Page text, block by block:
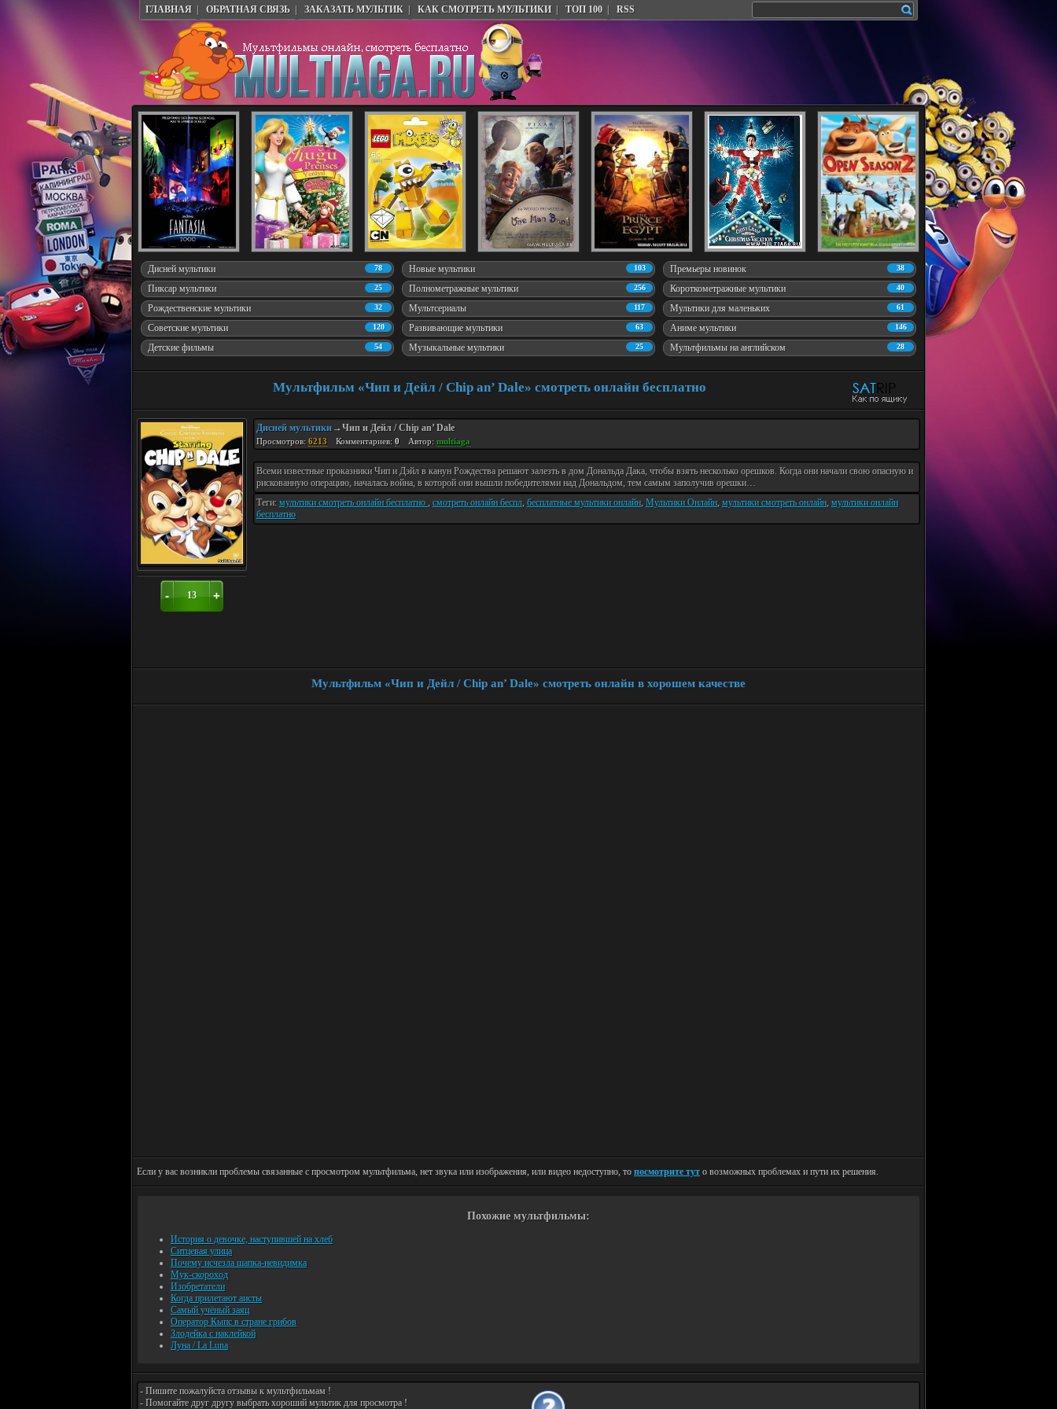
ГЛАВНАЯ ОБРАТНАЯ СВЯЗЬ ЗАКАЗАТЬ МУЛЬТИК КАК СМОТРЕТЬ МУЛЬТИКИ ТОП 100 RSS
78
Дисней мультики 103
Новые мультики 38
Премьеры новинок
25
Пиксар мультики 256
Полнометражные мультики 40
Короткометражные мультики
32
Рождественские мультики 117
Мультсериалы 61
Мультики для маленьких
120
Советские мультики 63
Развивающие мультики 146
Аниме мультики
54
Детские фильмы 25
Музыкальные мультики 28
Мультфильмы на английском
Мультфильм «Чип и Дейл / Chip an’ Dale» смотреть онлайн бесплатно
- 13 +
Дисней мультики → Чип и Дейл / Chip an’ Dale
Просмотров: 6213 Комментариев: 0 Автор: multiaga
Всеми известные проказники Чип и Дэйл в канун Рождества решают залезть в дом Дональда Дака, чтобы взять несколько орешков. Когда они начали свою опасную и
рискованную операцию, началась война, в которой они вышли победителями над Дональдом, тем самым заполучив орешки…
Теги: мультики смотреть онлайн бесплатно , смотреть онлайн беспл, бесплатные мультики онлайн, Мультики Онлайн, мультики смотреть онлайн, мультики онлайн
бесплатно
Мультфильм «Чип и Дейл / Chip an’ Dale» смотреть онлайн в хорошем качестве
Если у вас возникли проблемы связанные с просмотром мультфильма, нет звука или изображения, или видео недоступно, то посмотрите тут о возможных проблемах и пути их решения.
Похожие мультфильмы:
История о девочке, наступившей на хлеб
Ситцевая улица
Почему исчезла шапка-невидимка
Мук-скороход
Изобретатели
Когда прилетают аисты
Самый учёный заяц
Оператор Кыпс в стране грибов
Злодейка с наклейкой
Луна / La Luna
- Пишите пожалуйста отзывы к мультфильмам !
- Помогайте друг другу выбрать хороший мультик для просмотра !